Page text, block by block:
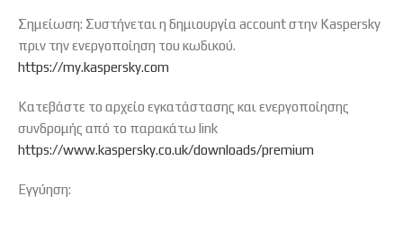
Σημείωση: Συστήνεται η δημιουργία account στην Kaspersky
πριν την ενεργοποίηση του κωδικού.
https://my.kaspersky.com
Κατεβάστε το αρχείο εγκατάστασης και ενεργοποίησης
συνδρομής από το παρακάτω link
https://www.kaspersky.co.uk/downloads/premium
Εγγύηση: